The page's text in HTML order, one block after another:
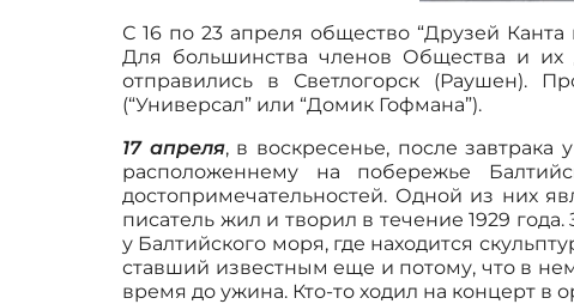
С 16 по 23 апреля общество “Друзей
Для большинства членов Общества и их
отправились в Светлогорск (Раушен).
(“Универсал” или “Домик Гофмана”).
17 апреля, в воскресенье, после завтрака
расположеннему на побережье
достопримечательностей. Одной из них
писатель жил и творил в течение 1929
у Балтийского моря, где находится
ставший известным еще и потому, что в
время до ужина. Кто-то ходил на концерт в